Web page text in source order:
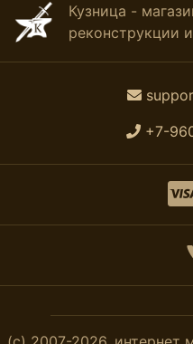
Кузница -
реконструкции
+7-